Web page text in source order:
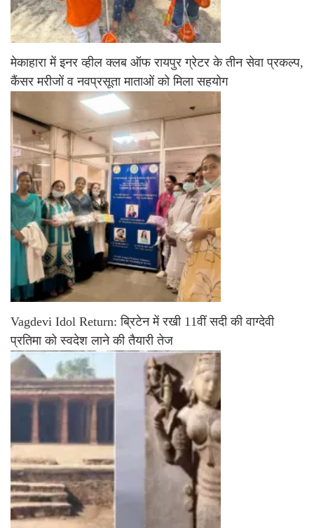
मेकाहारा में इनर व्हील क्लब ऑफ रायपुर ग्रेटर के तीन सेवा प्रकल्प,
कैंसर मरीजों व नवप्रसूता माताओं को मिला सहयोग
Vagdevi Idol Return: ब्रिटेन में रखी 11वीं सदी की वाग्देवी
प्रतिमा को स्वदेश लाने की तैयारी तेज